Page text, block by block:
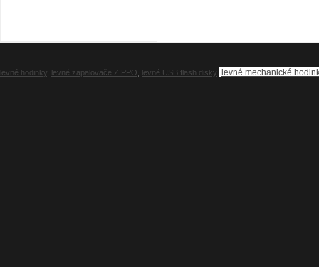
levné hodinky levné zapalovače ZIPPO levné USB flash disky levné mechanické